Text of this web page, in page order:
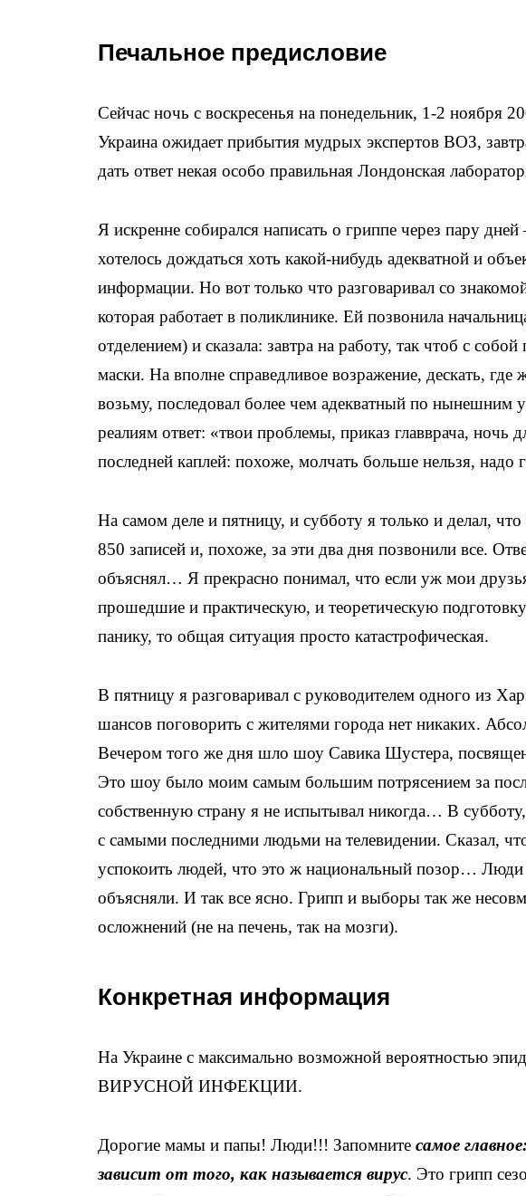
Печальное предисловие
Сейчас ночь с воскресенья на понедельник, 1-2 ноября
Украина ожидает прибытия мудрых экспертов ВОЗ,
дать ответ некая особо правильная Лондонская
Я искренне собирался написать о гриппе через пару
хотелось дождаться хоть какой-нибудь адекватной и
информации. Но вот только что разговаривал со
которая работает в поликлинике. Ей позвонила
отделением) и сказала: завтра на работу, так чтоб с собой
маски. На вполне справедливое возражение, дескать, где
возьму, последовал более чем адекватный по нынешним
реалиям ответ: «твои проблемы, приказ главврача,
последней каплей: похоже, молчать больше нельзя, надо
На самом деле и пятницу, и субботу я только и делал,
850 записей и, похоже, за эти два дня позвонили все.
объяснял… Я прекрасно понимал, что если уж мои
прошедшие и практическую, и теоретическую
панику, то общая ситуация просто катастрофическая.
В пятницу я разговаривал с руководителем одного из
шансов поговорить с жителями города нет никаких.
Вечером того же дня шло шоу Савика Шустера,
Это шоу было моим самым большим потрясением за
собственную страну я не испытывал никогда… В
с самыми последними людьми на телевидении. Сказал,
успокоить людей, что это ж национальный позор…
объясняли. И так все ясно. Грипп и выборы так же
осложнений (не на печень, так на мозги).
Конкретная информация
На Украине с максимально возможной
ВИРУСНОЙ ИНФЕКЦИИ.
Дорогие мамы и папы! Люди!!! Запомните самое
зависит от того, как называется вирус. Это грипп